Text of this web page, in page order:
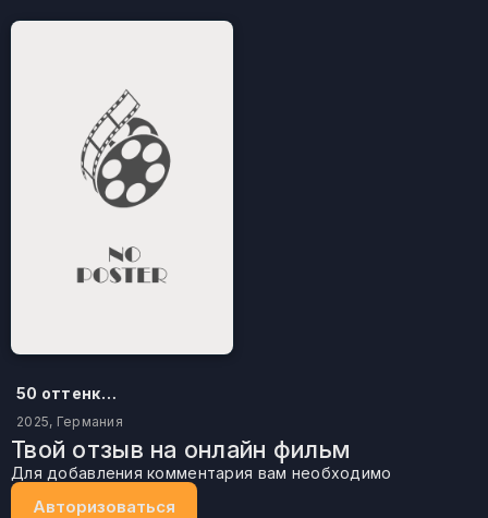
50 оттенков бестселлера
2025, Германия
Твой отзыв на онлайн фильм
Для добавления комментария вам необходимо
Авторизоваться